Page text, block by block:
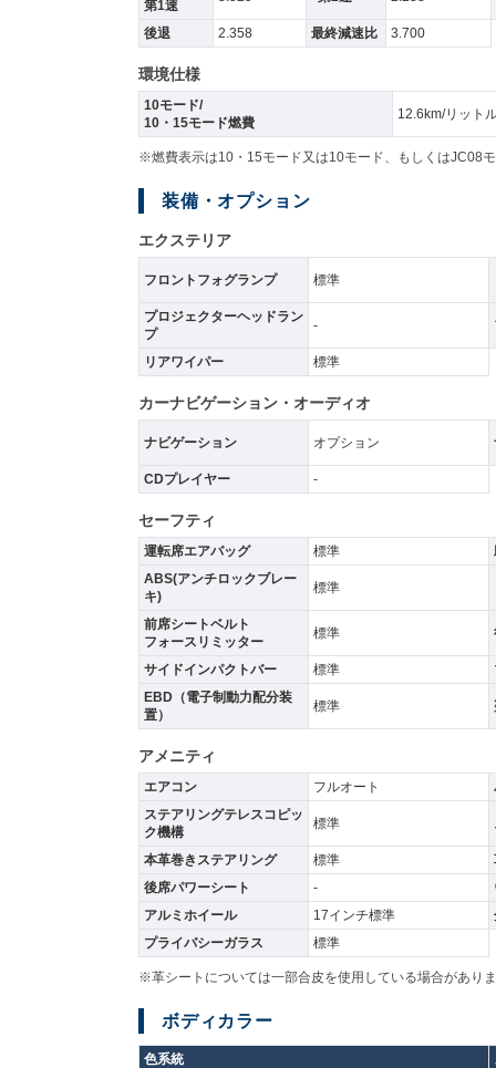
第1速
後退 2.358 最終減速比 3.700
環境仕様
10モード/
10・15モード燃費
12.6km/リット
※燃費表示は10・15モード又は10モード、もしくはJC08
装備・オプション
エクステリア
フロントフォグランプ 標準
プロジェクターヘッドラン
プ
-
リアワイパー 標準
カーナビゲーション・オーディオ
ナビゲーション オプション
CDプレイヤー -
セーフティ
運転席エアバッグ 標準
ABS(アンチロックブレー
キ)
標準
前席シートベルト
フォースリミッター
標準
サイドインパクトバー 標準
EBD（電子制動力配分装
置）
標準
アメニティ
エアコン フルオート
ステアリングテレスコピッ
ク機構
標準
本革巻きステアリング 標準
後席パワーシート
-
アルミホイール
17インチ標準
プライバシーガラス
標準
※革シートについては一部合皮を使用している場合があり
ボディカラー
色系統